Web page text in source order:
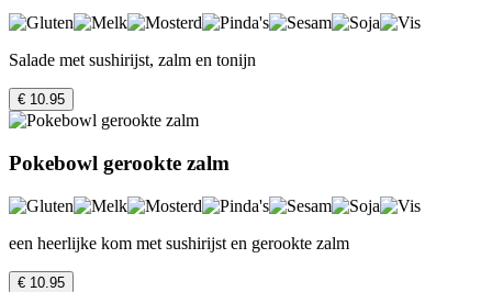
Salade met sushirijst, zalm en tonijn
€ 10.95
Pokebowl gerookte zalm
een heerlijke kom met sushirijst en gerookte zalm
€ 10.95